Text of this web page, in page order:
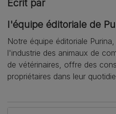
Ecrit par
l'équipe éditoriale de
Notre équipe éditoriale
l'industrie des animaux de
de vétérinaires, offre des
propriétaires dans leur